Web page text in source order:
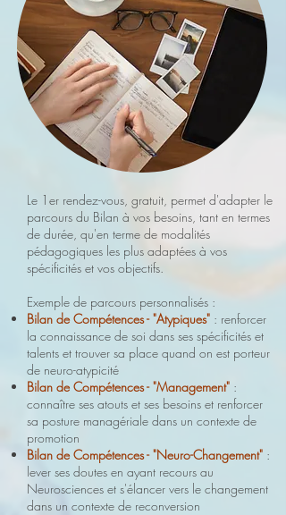
Le 1er rendez-vous, gratuit, permet d'adapter le
parcours du Bilan à vos besoins, tant en termes
de durée, qu'en terme de modalités
pédagogiques les plus adaptées à vos
spécificités et vos objectifs.
Exemple de parcours personnalisés :
Bilan de Compétences - "Atypiques" : renforcer
la connaissance de soi dans ses spécificités et
talents et trouver sa place quand on est porteur
de neuro-atypicité
Bilan de Compétences - "Management" :
connaître ses atouts et ses besoins et renforcer
sa posture managériale dans un contexte de
promotion
Bilan de Compétences - "Neuro-Changement" :
lever ses doutes en ayant recours au
Neurosciences et s'élancer vers le changement
dans un contexte de reconversion